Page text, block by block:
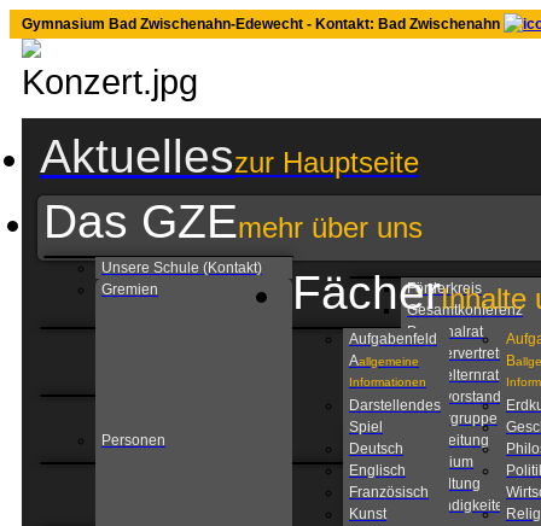
Gymnasium Bad Zwischenahn-Edewecht - Kontakt: Bad Zwischenahn
Aktuelleszur Hauptseite
Das GZEmehr über uns
Unsere Schule (Kontakt)
Gremien
Förderkreis
Gesamtkonferenz
Personalrat
Schülervertretung
Schulelternrat
Schulvorstand
Steuergruppe
Personen
Schulleitung
Kollegium
Verwaltung
Zuständigkeiten am
FächerInhalte
Aufgabenfeld
Aallgemeine
Informationen
Darstellendes
Spiel
Deutsch
Englisch
Französisch
Kunst
B